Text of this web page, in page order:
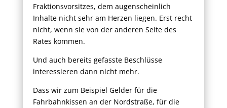
Fraktionsvorsitzes, dem augenscheinlich
Inhalte nicht sehr am Herzen liegen. Erst recht
nicht, wenn sie von der anderen Seite des
Rates kommen.
Und auch bereits gefasste Beschlüsse
interessieren dann nicht mehr.
Dass wir zum Beispiel Gelder für die
Fahrbahnkissen an der Nordstraße, für die